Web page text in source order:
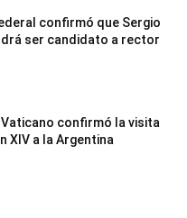
confirmó que Sergio
ser candidato a rector
confirmó la visita
XIV a la Argentina